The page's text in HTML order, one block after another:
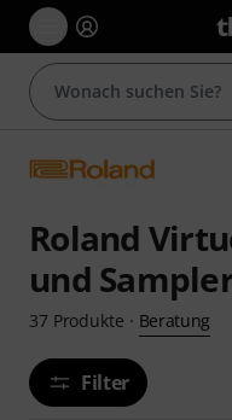
Roland
und
37 Produkte · Beratung
Filter